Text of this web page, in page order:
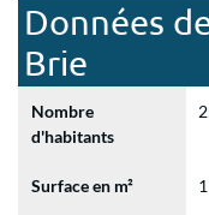
Données
Brie
Nombre
d'habitants
Surface en m²